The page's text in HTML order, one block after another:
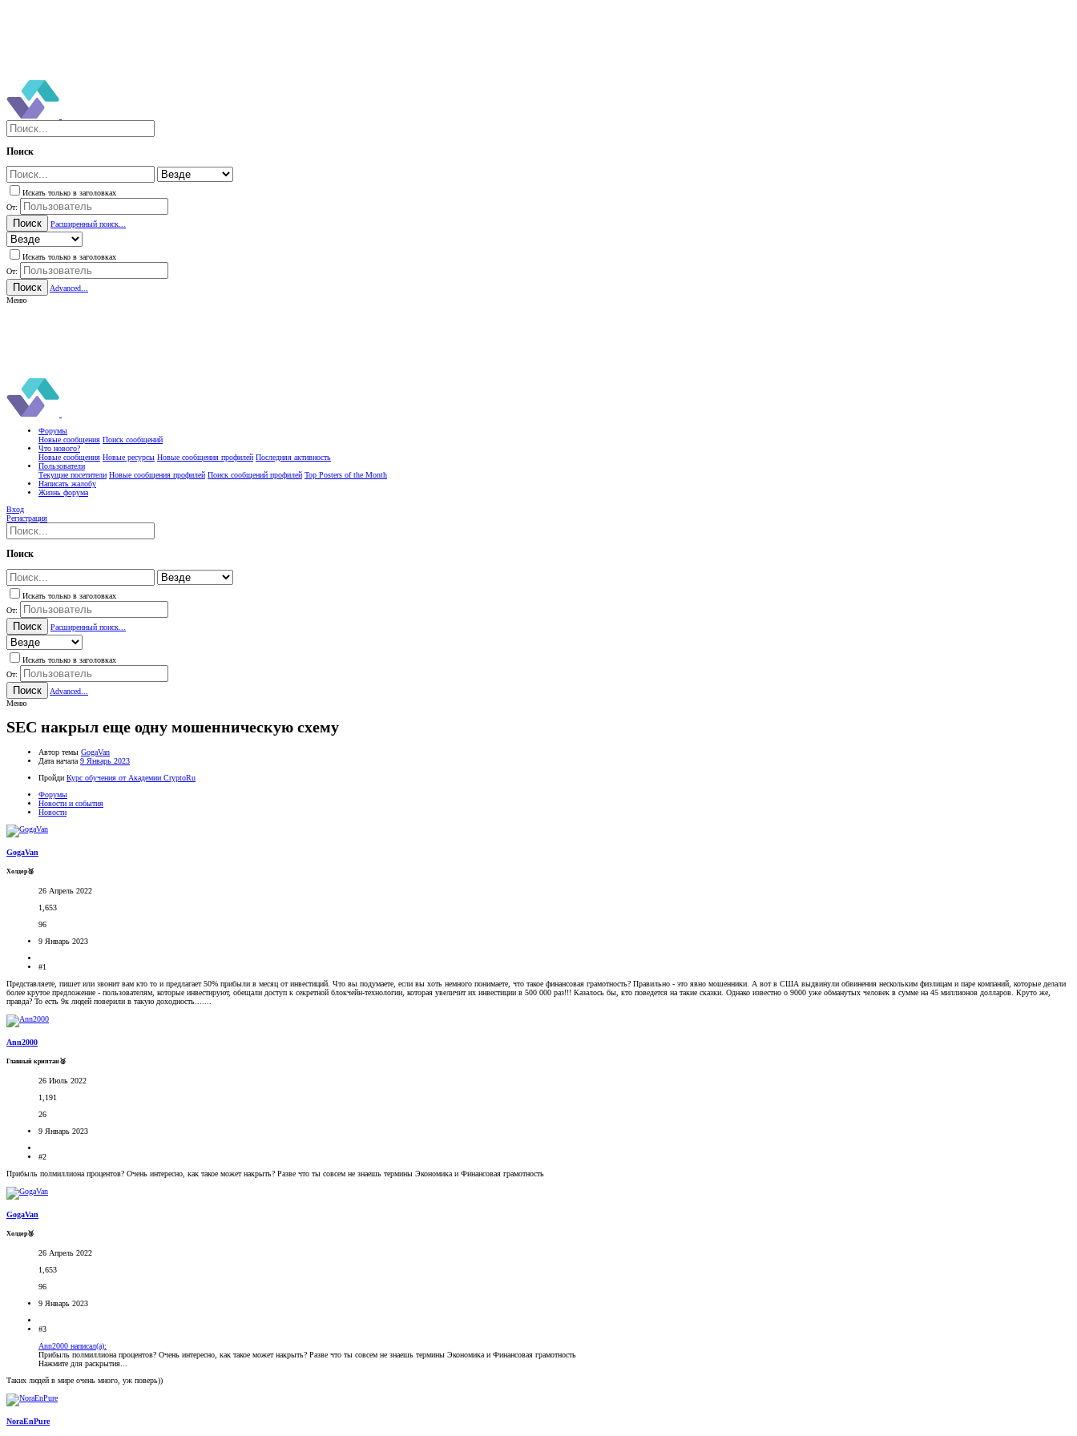
Поиск
Искать только в заголовках
От:
Поиск Расширенный поиск...
Искать только в заголовках
От:
Поиск
Advanced...
Меню
Форумы
Новые сообщения Поиск сообщений
Что нового?
Новые сообщения Новые ресурсы Новые сообщения профилей Последняя активность
Пользователи
Текущие посетители Новые сообщения профилей Поиск сообщений профилей Top Posters of the Month
Написать жалобу
Жизнь форума
Вход
Регистрация
Поиск
Искать только в заголовках
От:
Поиск Расширенный поиск...
Искать только в заголовках
От:
Поиск
Advanced...
Меню
SEC накрыл еще одну мошенническую схему
Автор темы GogaVan
Дата начала 9 Январь 2023
Пройди Курс обучения от Академии CryptoRu
Форумы
Новости и события
Новости
GogaVan
Холдер🥉
26 Апрель 2022
1,653
96
9 Январь 2023
#1
Представляете, пишет или звонит вам кто то и предлагает 50% прибыли в месяц от инвестиций. Что вы подумаете, если вы хоть немного понимаете, что такое финансовая грамотность? Правильно - это явно мошенники. А вот в США выдвинули обвинения нескольким физлицам и паре компаний, которые делали
более крутое предложение - пользователям, которые инвестируют, обещали доступ к секретной блокчейн-технологии, которая увеличит их инвестиции в 500 000 раз!!! Казалось бы, кто поведется на такие сказки. Однако известно о 9000 уже обманутых человек в сумме на 45 миллионов долларов. Круто же,
правда? То есть 9к людей поверили в такую доходность.......
Ann2000
Главный криптан🥈
26 Июль 2022
1,191
26
9 Январь 2023
#2
Прибыль полмиллиона процентов? Очень интересно, как такое может накрыть? Разве что ты совсем не знаешь термины Экономика и Финансовая грамотность
GogaVan
Холдер🥉
26 Апрель 2022
1,653
96
9 Январь 2023
#3
Ann2000 написал(а):
Прибыль полмиллиона процентов? Очень интересно, как такое может накрыть? Разве что ты совсем не знаешь термины Экономика и Финансовая грамотность
Нажмите для раскрытия...
Таких людей в мире очень много, уж поверь))
NoraEnPure